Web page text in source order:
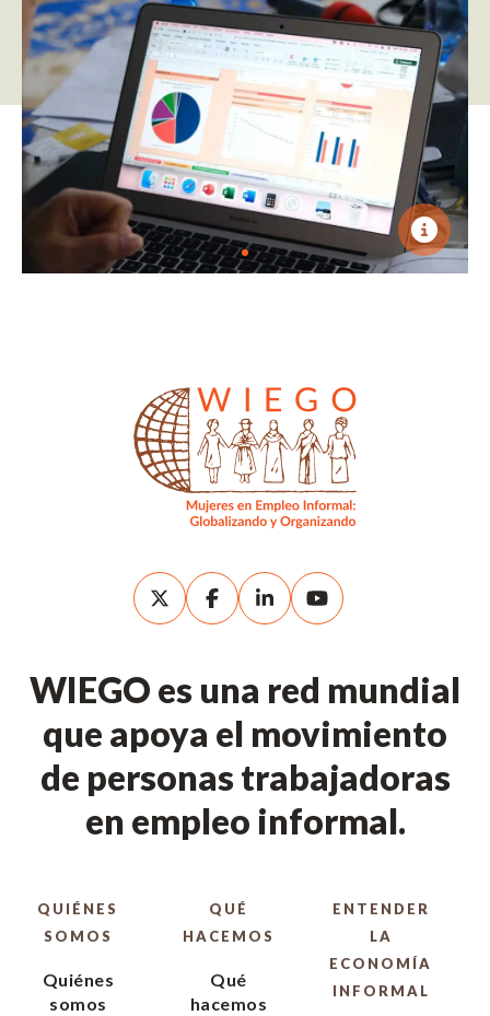
WIEGO es una red mundial
que apoya el movimiento
de personas trabajadoras
en empleo informal.
QUIÉNES
SOMOS
Quiénes
somos
QUÉ
HACEMOS
Qué
hacemos
ENTENDER
LA
ECONOMÍA
INFORMAL